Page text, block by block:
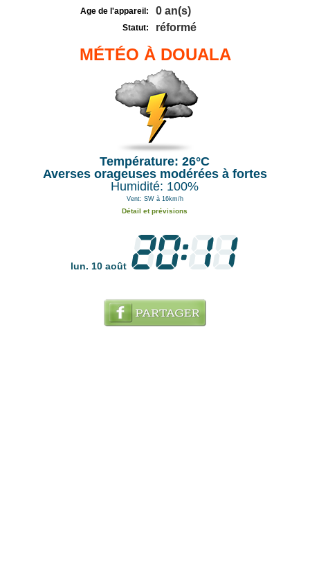
Age de l'appareil:
0 an(s)
Statut: réformé
MÉTÉO À DOUALA
Température: 26°C
Averses orageuses modérées à fortes
Humidité: 100%
Vent: SW à 16km/h
Détail et prévisions
lun. 10 août